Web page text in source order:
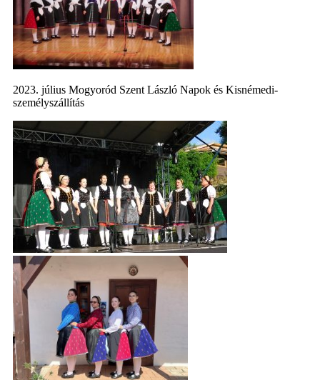
2023. július Mogyoród Szent László Napok és Kisnémedi-
személyszállítás